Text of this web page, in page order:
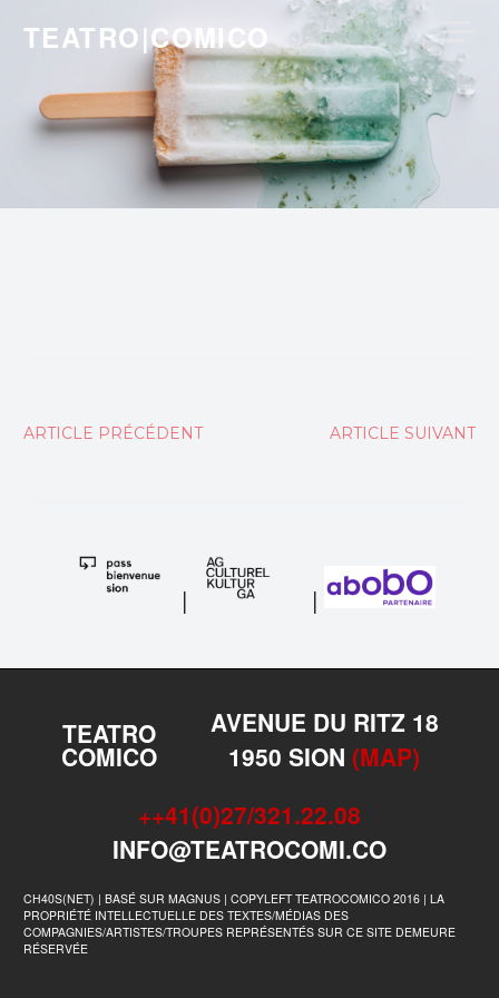
content
TEATRO|COMICO
Navigation
ARTICLE PRÉCÉDENT ARTICLE SUIVANT
| |
TEATRO
COMICO
AVENUE DU RITZ 18
1950 SION (MAP)
++41(0)27/321.22.08
INFO@TEATROCOMI.CO
CH40S(NET) | BASÉ SUR MAGNUS | COPYLEFT TEATROCOMICO 2016 | LA
PROPRIÉTÉ INTELLECTUELLE DES TEXTES/MÉDIAS DES
COMPAGNIES/ARTISTES/TROUPES REPRÉSENTÉS SUR CE SITE DEMEURE
RÉSERVÉE